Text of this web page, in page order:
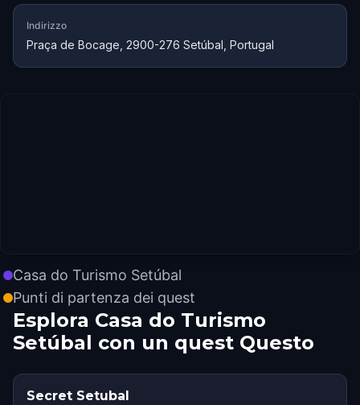
Indirizzo
Praça de Bocage, 2900-276 Setúbal, Portugal
Casa do Turismo Setúbal
Punti di partenza dei quest
Esplora Casa do Turismo
Setúbal con un quest Questo
Secret Setubal